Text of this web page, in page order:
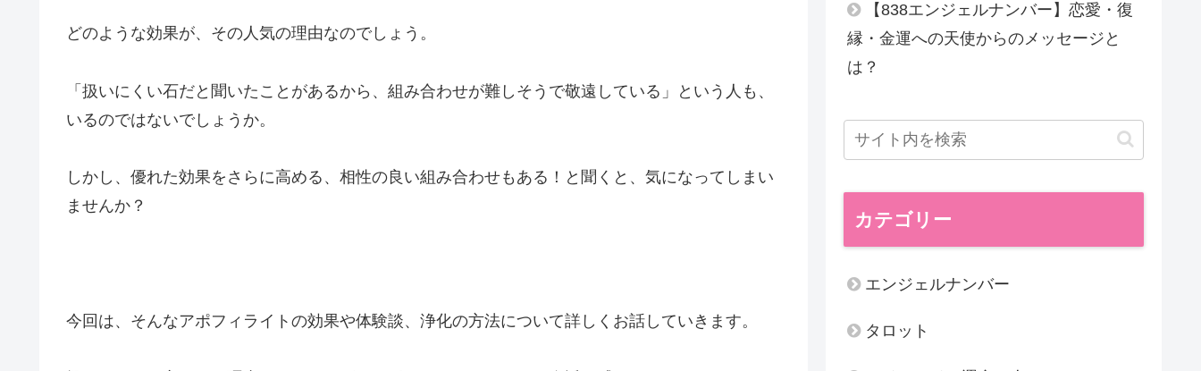
どのような効果が、その人気の理由なのでしょう。
「扱いにくい石だと聞いたことがあるから、組み合わせが難しそうで敬遠している」という人も、
いるのではないでしょうか。
しかし、優れた効果をさらに高める、相性の良い組み合わせもある！と聞くと、気になってしまい
ませんか？
今回は、そんなアポフィライトの効果や体験談、浄化の方法について詳しくお話していきます。
【838エンジェルナンバー】恋愛・復
縁・金運への天使からのメッセージと
は？
カテゴリー
エンジェルナンバー
タロット